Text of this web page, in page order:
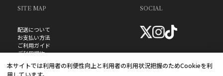
SITE MAP
配送について
お支払い方法
ご利用ガイド
ご利用規約
お問い合わせ
プライバシーポリシー
SOCIAL
本サイトでは利用者の利便性向上と利用者の利用状況把握のためCookieを利